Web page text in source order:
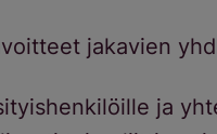
jakavien
ja